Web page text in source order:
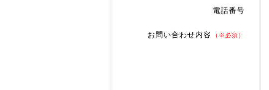
電話番号
お問い合わせ内容 （※必須）